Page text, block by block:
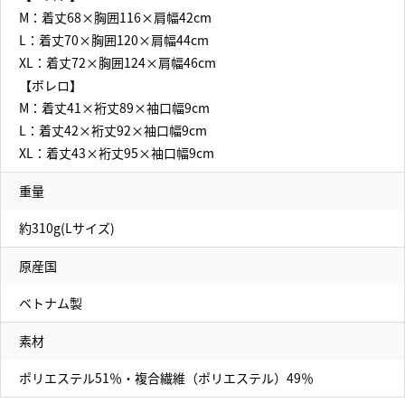
M：着丈68×胸囲116×肩幅42cm
L：着丈70×胸囲120×肩幅44cm
XL：着丈72×胸囲124×肩幅46cm
【ボレロ】
M：着丈41×裄丈89×袖口幅9cm
L：着丈42×裄丈92×袖口幅9cm
XL：着丈43×裄丈95×袖口幅9cm
重量
約310g(Lサイズ)
原産国
ベトナム製
素材
ポリエステル51％・複合繊維（ポリエステル）49％